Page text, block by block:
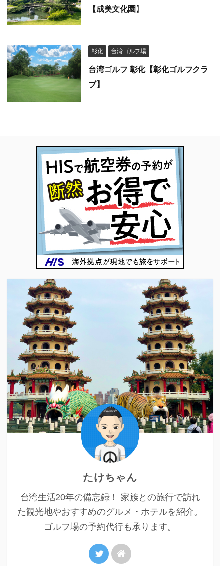
【成美文化園】
彰化 台湾ゴルフ場
台湾ゴルフ 彰化【彰化ゴルフクラ
ブ】
たけちゃん
台湾生活20年の備忘録！ 家族との旅行で訪れ
た観光地やおすすめのグルメ・ホテルを紹介。
ゴルフ場の予約代行も承ります。